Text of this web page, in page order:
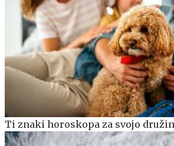
Ti znaki horoskopa za svojo